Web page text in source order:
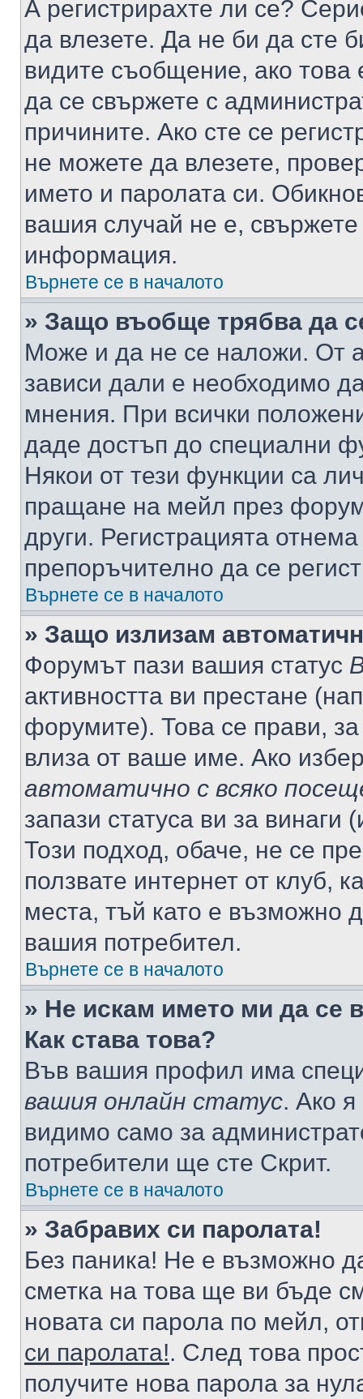
А регистрирахте ли се?
да влезете. Да не би да сте
видите съобщение, ако това
да се свържете с
причините. Ако сте се
не можете да влезете,
името и паролата си.
вашия случай не е,
информация.
Върнете се в началото
» Защо въобще трябва да
Може и да не се наложи. От
зависи дали е необходимо
мнения. При всички
даде достъп до специални
Някои от тези функции са
пращане на мейл през
други. Регистрацията
препоръчително да се
Върнете се в началото
» Защо излизам
Форумът пази вашия статус
активността ви престане
форумите). Това се прави,
влиза от ваше име. Ако
автоматично с всяко
запази статуса ви за винаги
Този подход, обаче, не се
ползвате интернет от клуб,
места, тъй като е възможно
вашия потребител.
Върнете се в началото
» Не искам името ми да се
Как става това?
Във вашия профил има
вашия онлайн статус. Ако
видимо само за
потребители ще сте Скрит.
Върнете се в началото
» Забравих си паролата!
Без паника! Не е възможно
сметка на това ще ви бъде
новата си парола по мейл,
си паролата!. След това
получите нова парола за